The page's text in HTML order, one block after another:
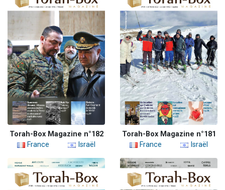
Torah-Box Magazine n°182
France
Israël
Torah-Box Magazine n°181
France
Israël